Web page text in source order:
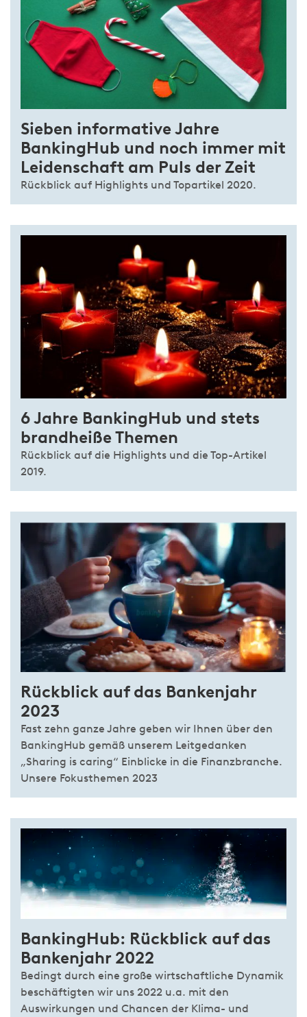
Sieben informative Jahre
BankingHub und noch immer mit
Leidenschaft am Puls der Zeit
Rückblick auf Highlights und Topartikel 2020.
6 Jahre BankingHub und stets
brandheiße Themen
Rückblick auf die Highlights und die Top-Artikel
2019.
Rückblick auf das Bankenjahr
2023
Fast zehn ganze Jahre geben wir Ihnen über den
BankingHub gemäß unserem Leitgedanken
„Sharing is caring“ Einblicke in die Finanzbranche.
Unsere Fokusthemen 2023
BankingHub: Rückblick auf das
Bankenjahr 2022
Bedingt durch eine große wirtschaftliche Dynamik
beschäftigten wir uns 2022 u.a. mit den
Auswirkungen und Chancen der Klima- und